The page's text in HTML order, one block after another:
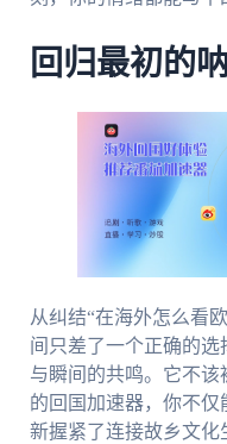
回归最初的
从纠结“在海外怎么看
间只差了一个正确的
与瞬间的共鸣。它不
的回国加速器，你不仅
新握紧了连接故乡文